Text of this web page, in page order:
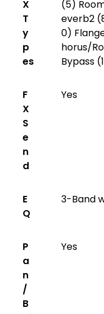
X
T
y
p
es
(5)
everb2
0)
horus/
Bypass
F
X
S
e
n
d
Yes
E
Q
3-Band
P
a
n
/
B
Yes